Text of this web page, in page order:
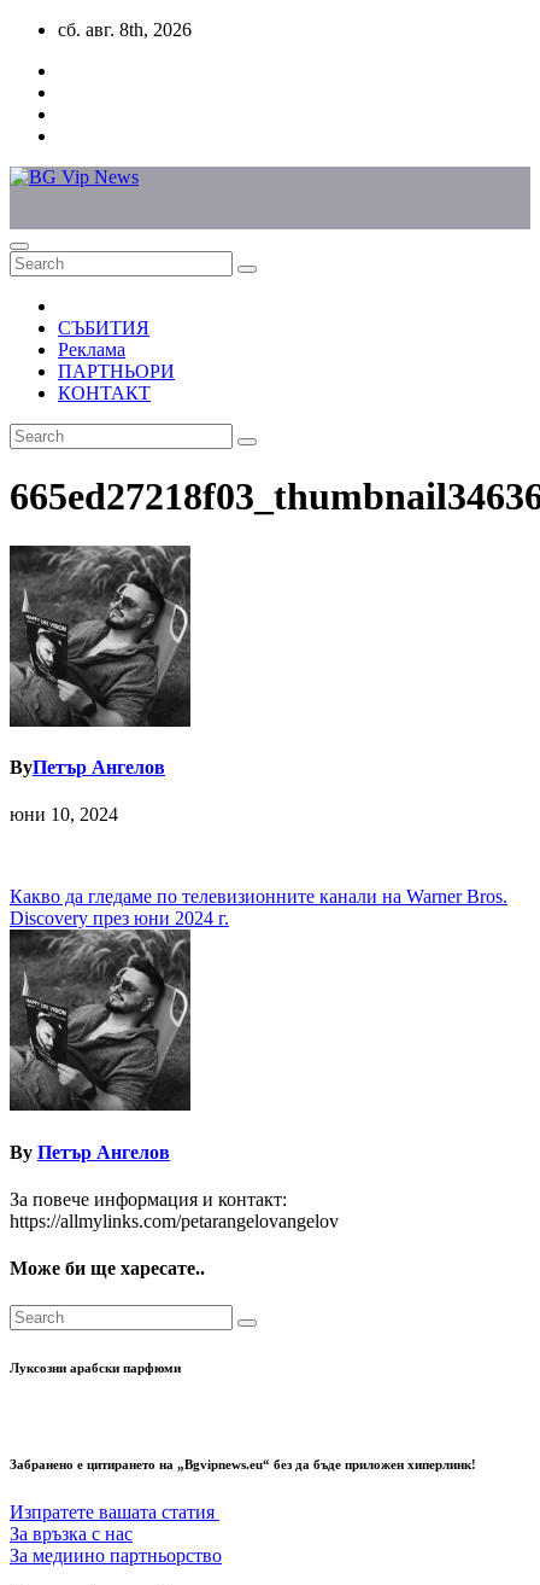
Skip
content
сб. авг. 8th, 2026
СЪБИТИЯ
Реклама
ПАРТНЬОРИ
КОНТАКТ
ByПетър Ангелов
юни 10, 2024
Навигация
Какво да гледаме по телевизионните канали на Warner Bros.
Discovery през юни 2024 г.
By Петър Ангелов
За повече информация и контакт:
https://allmylinks.com/petarangelovangelov
Може би ще харесате..
Луксозни арабски парфюми
Забранено е цитирането на „Bgvipnews.eu“ без да бъде приложен хиперлинк!
Изпратете вашата статия
За връзка с нас
За медиино партньорство